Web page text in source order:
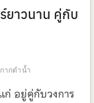
ยาวนาน คู่กับ
ากดำน้ำ
อยู่คู่กับวงการ